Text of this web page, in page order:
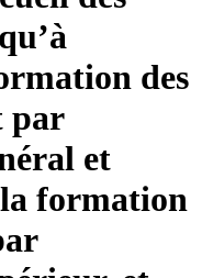
des
par
et
la formation